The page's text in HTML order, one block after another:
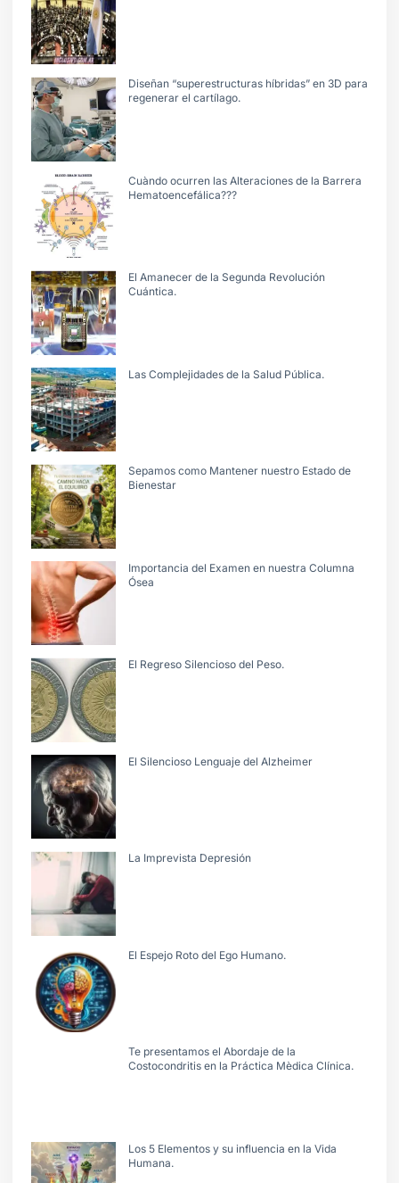
Diseñan “superestructuras híbridas” en 3D para
regenerar el cartílago.
Cuàndo ocurren las Alteraciones de la Barrera
Hematoencefálica???
El Amanecer de la Segunda Revolución
Cuántica.
Las Complejidades de la Salud Pública.
Sepamos como Mantener nuestro Estado de
Bienestar
Importancia del Examen en nuestra Columna
Ósea
El Regreso Silencioso del Peso.
El Silencioso Lenguaje del Alzheimer
La Imprevista Depresión
El Espejo Roto del Ego Humano.
Te presentamos el Abordaje de la
Costocondritis en la Práctica Mèdica Clínica.
Los 5 Elementos y su influencia en la Vida
Humana.